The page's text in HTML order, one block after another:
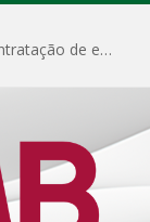
DISPENSA DE LICITAÇÃO Nº 003/2026 ( Contratação de empresa para fornecimento de gêneros alimentícios não perecíveis, materiais de expediente, descartáveis, copa e cozinha, para análise e posterior publicação.)